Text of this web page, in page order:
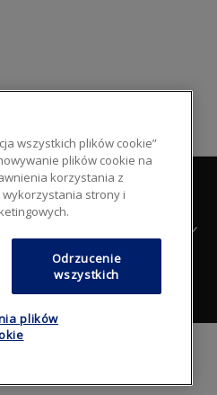
prywatności
wszystkich plików cookie”
plików cookie na
korzystania z
strony i
Odrzucenie
wszystkich
plików